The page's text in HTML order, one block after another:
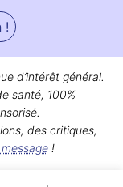
!
d’intérêt général.
santé, 100%
des critiques,
!